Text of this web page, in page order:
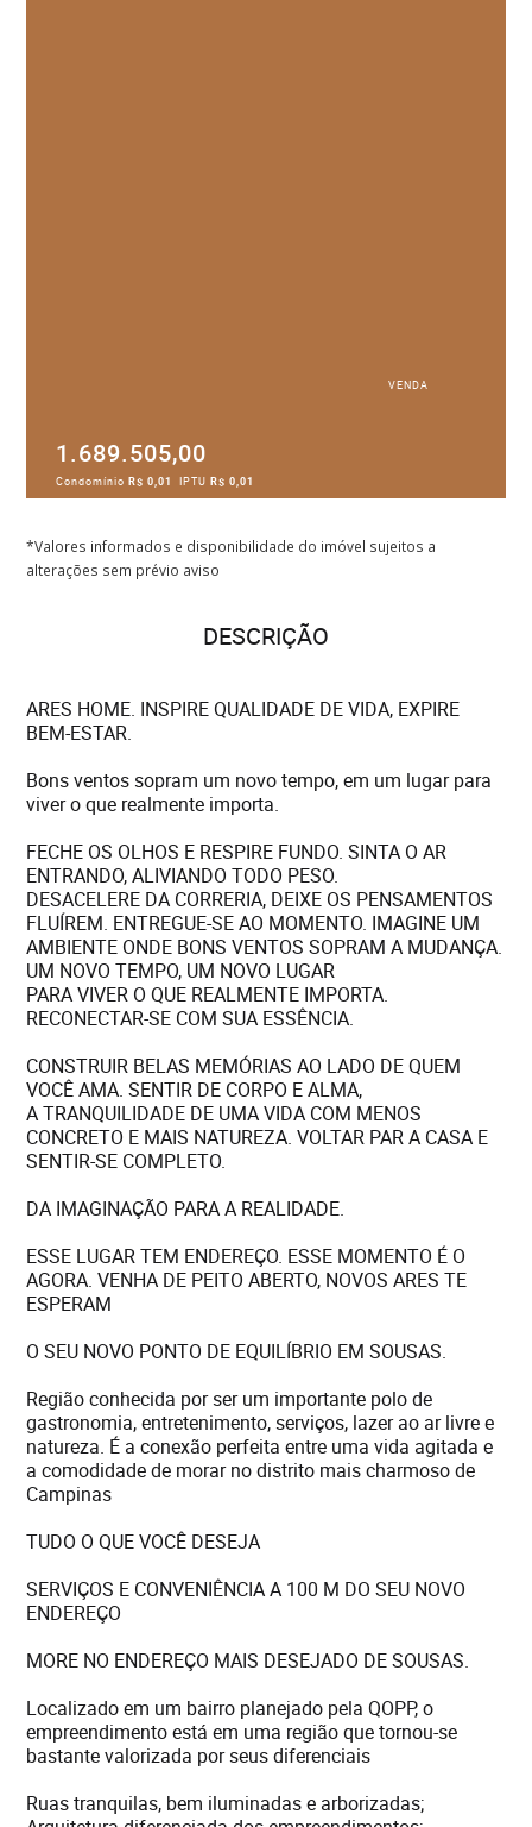
VENDA
1.689.505,00
CondomínioR$ 0,01 IPTUR$ 0,01
*Valores informados e disponibilidade do imóvel sujeitos a
alterações sem prévio aviso
DESCRIÇÃO
ARES HOME. INSPIRE QUALIDADE DE VIDA, EXPIRE
BEM-ESTAR.
Bons ventos sopram um novo tempo, em um lugar para
viver o que realmente importa.
FECHE OS OLHOS E RESPIRE FUNDO. SINTA O AR
ENTRANDO, ALIVIANDO TODO PESO.
DESACELERE DA CORRERIA, DEIXE OS PENSAMENTOS
FLUÍREM. ENTREGUE-SE AO MOMENTO. IMAGINE UM
AMBIENTE ONDE BONS VENTOS SOPRAM A MUDANÇA.
UM NOVO TEMPO, UM NOVO LUGAR
PARA VIVER O QUE REALMENTE IMPORTA.
RECONECTAR-SE COM SUA ESSÊNCIA.
CONSTRUIR BELAS MEMÓRIAS AO LADO DE QUEM
VOCÊ AMA. SENTIR DE CORPO E ALMA,
A TRANQUILIDADE DE UMA VIDA COM MENOS
CONCRETO E MAIS NATUREZA. VOLTAR PAR A CASA E
SENTIR-SE COMPLETO.
DA IMAGINAÇÃO PARA A REALIDADE.
ESSE LUGAR TEM ENDEREÇO. ESSE MOMENTO É O
AGORA. VENHA DE PEITO ABERTO, NOVOS ARES TE
ESPERAM
O SEU NOVO PONTO DE EQUILÍBRIO EM SOUSAS.
Região conhecida por ser um importante polo de
gastronomia, entretenimento, serviços, lazer ao ar livre e
natureza. É a conexão perfeita entre uma vida agitada e
a comodidade de morar no distrito mais charmoso de
Campinas
TUDO O QUE VOCÊ DESEJA
SERVIÇOS E CONVENIÊNCIA A 100 M DO SEU NOVO
ENDEREÇO
MORE NO ENDEREÇO MAIS DESEJADO DE SOUSAS.
Localizado em um bairro planejado pela QOPP, o
empreendimento está em uma região que tornou-se
bastante valorizada por seus diferenciais
Ruas tranquilas, bem iluminadas e arborizadas;